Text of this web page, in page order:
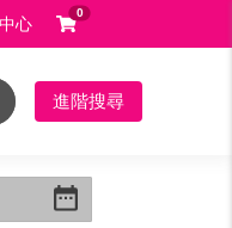
心
0
進階搜尋